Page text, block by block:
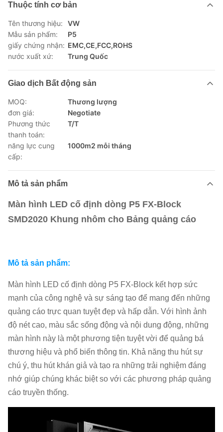
Thuộc tính cơ bản
Tên thương hiệu:
VW
Mẫu sản phẩm:
P5
giấy chứng nhận: EMC,CE,FCC,ROHS
nước xuất xứ:
Trung Quốc
Giao dịch Bất động sản
MOQ:
Thương lượng
đơn giá:
Negotiate
Phương thức
thanh toán:
T/T
năng lực cung
cấp:
1000m2 mỗi tháng
Mô tả sản phẩm
Màn hình LED cố định dòng P5 FX-Block
SMD2020 Khung nhôm cho Bảng quảng cáo
Mô tả sản phẩm:
Màn hình LED cố định dòng P5 FX-Block kết hợp sức
mạnh của công nghệ và sự sáng tạo để mang đến những
quảng cáo trực quan tuyệt đẹp và hấp dẫn. Với hình ảnh
độ nét cao, màu sắc sống động và nội dung động, những
màn hình này là một phương tiện tuyệt vời để quảng bá
thương hiệu và phổ biến thông tin. Khả năng thu hút sự
chú ý, thu hút khán giả và tạo ra những trải nghiệm đáng
nhớ giúp chúng khác biệt so với các phương pháp quảng
cáo truyền thống.